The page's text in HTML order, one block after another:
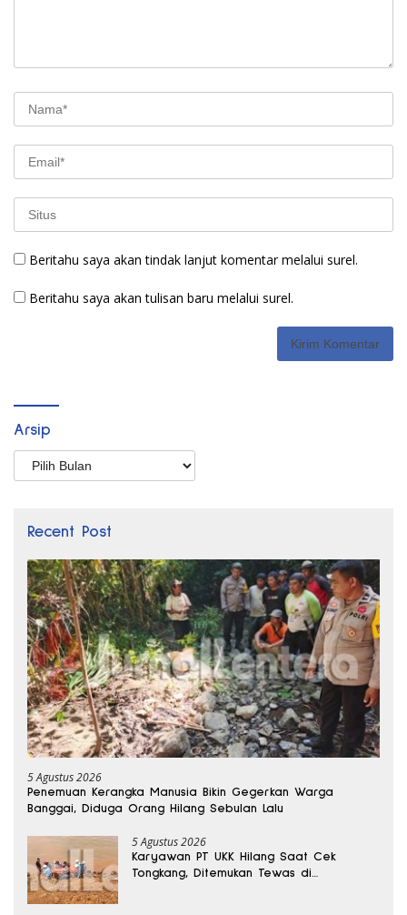
Beritahu saya akan tindak lanjut komentar melalui surel.
Beritahu saya akan tulisan baru melalui surel.
Arsip
Arsip
Recent Post
5 Agustus 2026
Penemuan Kerangka Manusia Bikin Gegerkan Warga
Banggai, Diduga Orang Hilang Sebulan Lalu
5 Agustus 2026
Karyawan PT UKK Hilang Saat Cek
Tongkang, Ditemukan Tewas di